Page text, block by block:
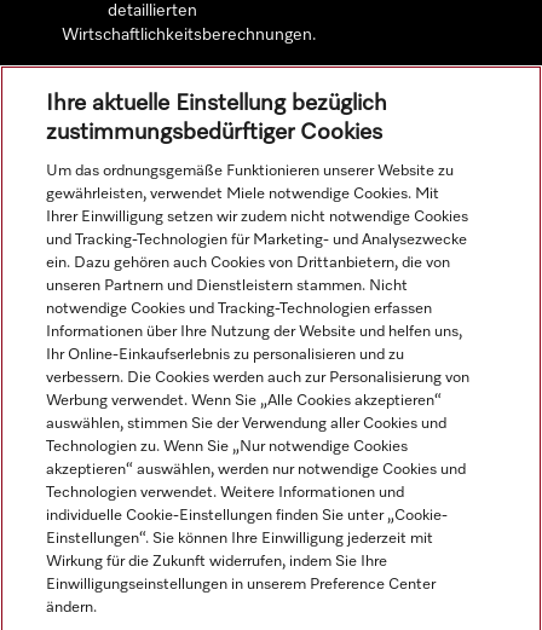
detaillierten
Wirtschaftlichkeitsberechnungen.
Mehr erfahren
Navigation
Service
Ihre aktuelle Einstellung bezüglich
zustimmungsbedürftiger Cookies
Um das ordnungsgemäße Funktionieren unserer Website zu
gewährleisten, verwendet Miele notwendige Cookies. Mit
Ihrer Einwilligung setzen wir zudem nicht notwendige Cookies
und Tracking-Technologien für Marketing- und Analysezwecke
ein. Dazu gehören auch Cookies von Drittanbietern, die von
unseren Partnern und Dienstleistern stammen. Nicht
notwendige Cookies und Tracking-Technologien erfassen
Informationen über Ihre Nutzung der Website und helfen uns,
Ihr Online-Einkaufserlebnis zu personalisieren und zu
verbessern. Die Cookies werden auch zur Personalisierung von
Werbung verwendet. Wenn Sie „Alle Cookies akzeptieren“
auswählen, stimmen Sie der Verwendung aller Cookies und
Technologien zu. Wenn Sie „Nur notwendige Cookies
akzeptieren“ auswählen, werden nur notwendige Cookies und
Technologien verwendet. Weitere Informationen und
individuelle Cookie-Einstellungen finden Sie unter „Cookie-
Einstellungen“. Sie können Ihre Einwilligung jederzeit mit
Wirkung für die Zukunft widerrufen, indem Sie Ihre
Einwilligungseinstellungen in unserem Preference Center
ändern.